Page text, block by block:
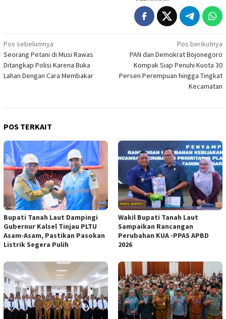
Navigasi
pos
Pos sebelumnya
Seorang Petani di Musi Rawas
Ditangkap Polisi Karena Buka
Lahan Dengan Cara Membakar
Pos berikutnya
PAN dan Demokrat Bojonegoro
Kompak Siap Penuhi Kuota 30
Persen Perempuan hingga Tingkat
Kecamatan
POS TERKAIT
Bupati Tanah Laut Dampingi
Gubernur Kalsel Tinjau PLTU
Asam-Asam, Pastikan Pasokan
Listrik Segera Pulih
Wakil Bupati Tanah Laut
Sampaikan Rancangan
Perubahan KUA -PPAS APBD
2026